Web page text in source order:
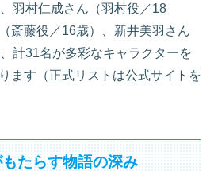
羽村仁成さん（羽村役／18
斎藤役／16歳）、新井美羽さん
計31名が多彩なキャラクターを
ます（正式リストは公式サイトを
たらす物語の深み